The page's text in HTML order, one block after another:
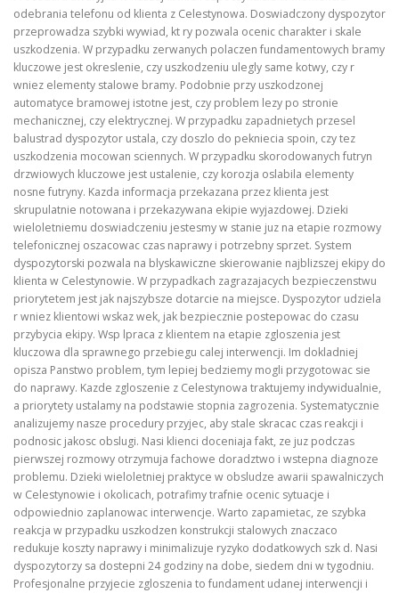
odebrania telefonu od klienta z Celestynowa. Doswiadczony dyspozytor
przeprowadza szybki wywiad, kt ry pozwala ocenic charakter i skale
uszkodzenia. W przypadku zerwanych polaczen fundamentowych bramy
kluczowe jest okreslenie, czy uszkodzeniu ulegly same kotwy, czy r
wniez elementy stalowe bramy. Podobnie przy uszkodzonej
automatyce bramowej istotne jest, czy problem lezy po stronie
mechanicznej, czy elektrycznej. W przypadku zapadnietych przesel
balustrad dyspozytor ustala, czy doszlo do pekniecia spoin, czy tez
uszkodzenia mocowan sciennych. W przypadku skorodowanych futryn
drzwiowych kluczowe jest ustalenie, czy korozja oslabila elementy
nosne futryny. Kazda informacja przekazana przez klienta jest
skrupulatnie notowana i przekazywana ekipie wyjazdowej. Dzieki
wieloletniemu doswiadczeniu jestesmy w stanie juz na etapie rozmowy
telefonicznej oszacowac czas naprawy i potrzebny sprzet. System
dyspozytorski pozwala na blyskawiczne skierowanie najblizszej ekipy do
klienta w Celestynowie. W przypadkach zagrazajacych bezpieczenstwu
priorytetem jest jak najszybsze dotarcie na miejsce. Dyspozytor udziela
r wniez klientowi wskaz wek, jak bezpiecznie postepowac do czasu
przybycia ekipy. Wsp lpraca z klientem na etapie zgloszenia jest
kluczowa dla sprawnego przebiegu calej interwencji. Im dokladniej
opisza Panstwo problem, tym lepiej bedziemy mogli przygotowac sie
do naprawy. Kazde zgloszenie z Celestynowa traktujemy indywidualnie,
a priorytety ustalamy na podstawie stopnia zagrozenia. Systematycznie
analizujemy nasze procedury przyjec, aby stale skracac czas reakcji i
podnosic jakosc obslugi. Nasi klienci doceniaja fakt, ze juz podczas
pierwszej rozmowy otrzymuja fachowe doradztwo i wstepna diagnoze
problemu. Dzieki wieloletniej praktyce w obsludze awarii spawalniczych
w Celestynowie i okolicach, potrafimy trafnie ocenic sytuacje i
odpowiednio zaplanowac interwencje. Warto zapamietac, ze szybka
reakcja w przypadku uszkodzen konstrukcji stalowych znaczaco
redukuje koszty naprawy i minimalizuje ryzyko dodatkowych szk d. Nasi
dyspozytorzy sa dostepni 24 godziny na dobe, siedem dni w tygodniu.
Profesjonalne przyjecie zgloszenia to fundament udanej interwencji i